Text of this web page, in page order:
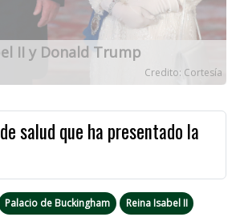
II y Donald Trump
Credito: Cortesía
salud que ha presentado la
Palacio de Buckingham
Reina Isabel II